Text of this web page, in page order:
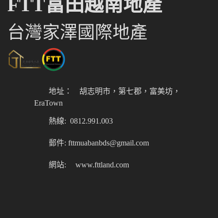
FTT富田越南地產
台灣家澤國際地產
地址：
胡志明市，第七郡，富美坊，
EraTown
熱線: 0812.991.003
郵件: fttmuabanbds@gmail.com
網站: www.fttland.com